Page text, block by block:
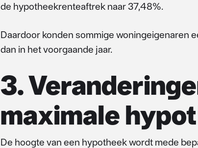
de hypotheekrenteaftrek naar 37,48%.
Daardoor konden sommige woningeigenaren
dan in het voorgaande jaar.
3.
maximale
De hoogte van een hypotheek wordt mede